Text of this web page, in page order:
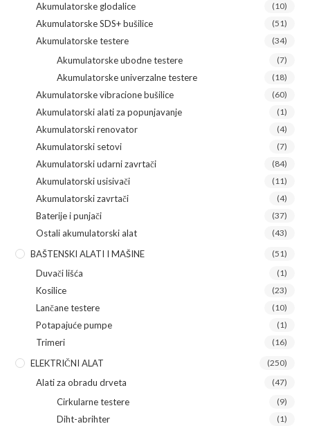
Akumulatorske glodalice (10)
Akumulatorske SDS+ bušilice (51)
Akumulatorske testere (34)
Akumulatorske ubodne testere (7)
Akumulatorske univerzalne testere (18)
Akumulatorske vibracione bušilice (60)
Akumulatorski alati za popunjavanje (1)
Akumulatorski renovator (4)
Akumulatorski setovi (7)
Akumulatorski udarni zavrtači (84)
Akumulatorski usisivači (11)
Akumulatorski zavrtači (4)
Baterije i punjači (37)
Ostali akumulatorski alat (43)
BAŠTENSKI ALATI I MAŠINE (51)
Duvači lišća (1)
Kosilice (23)
Lančane testere (10)
Potapajuće pumpe (1)
Trimeri (16)
ELEKTRIČNI ALAT (250)
Alati za obradu drveta (47)
Cirkularne testere (9)
Diht-abrihter (1)